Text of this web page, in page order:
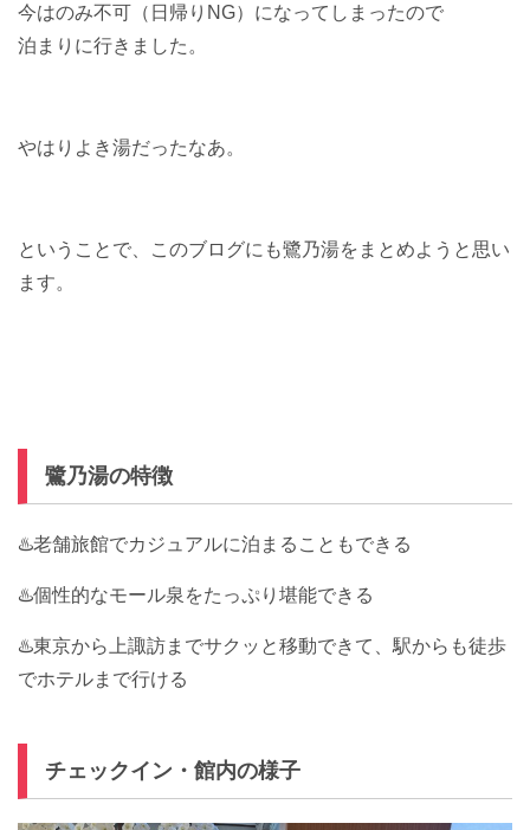
今はのみ不可（日帰りNG）になってしまったので
泊まりに行きました。
やはりよき湯だったなあ。
ということで、このブログにも鷺乃湯をまとめようと思い
ます。
鷺乃湯の特徴
♨️老舗旅館でカジュアルに泊まることもできる
♨️個性的なモール泉をたっぷり堪能できる
♨️東京から上諏訪までサクッと移動できて、駅からも徒歩
でホテルまで行ける
チェックイン・館内の様子